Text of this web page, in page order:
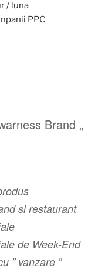
/ luna
PPC
Brand „
si restaurant
de Week-End
” vanzare ”